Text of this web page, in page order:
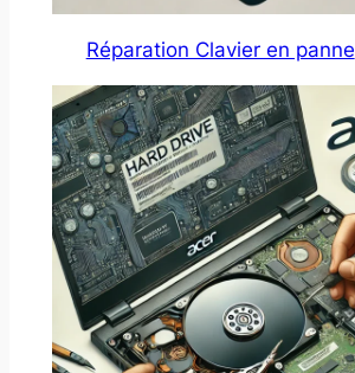
Réparation Clavier en panne